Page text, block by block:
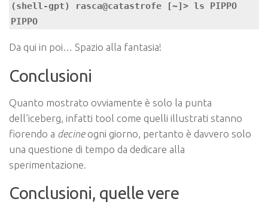
(shell-gpt) rasca@catastrofe [~]> ls PIPPO
PIPPO
Da qui in poi… Spazio alla fantasia!
Conclusioni
Quanto mostrato ovviamente è solo la punta
dell’iceberg, infatti tool come quelli illustrati stanno
fiorendo a decineogni giorno, pertanto è davvero solo
una questione di tempo da dedicare alla
sperimentazione.
Conclusioni, quelle vere